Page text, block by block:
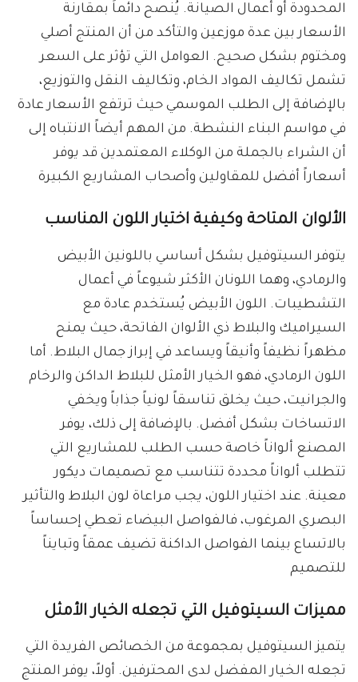
المحدودة أو أعمال الصيانة. يُنصح دائماً بمقارنة
الأسعار بين عدة موزعين والتأكد من أن المنتج أصلي
ومختوم بشكل صحيح. العوامل التي تؤثر على السعر
تشمل تكاليف المواد الخام، وتكاليف النقل والتوزيع،
بالإضافة إلى الطلب الموسمي حيث ترتفع الأسعار عادة
في مواسم البناء النشطة. من المهم أيضاً الانتباه إلى
أن الشراء بالجملة من الوكلاء المعتمدين قد يوفر
أسعاراً أفضل للمقاولين وأصحاب المشاريع الكبيرة
الألوان المتاحة وكيفية اختيار اللون المناسب
يتوفر السيتوفيل بشكل أساسي باللونين الأبيض
والرمادي، وهما اللونان الأكثر شيوعاً في أعمال
التشطيبات. اللون الأبيض يُستخدم عادة مع
السيراميك والبلاط ذي الألوان الفاتحة، حيث يمنح
مظهراً نظيفاً وأنيقاً ويساعد في إبراز جمال البلاط. أما
اللون الرمادي، فهو الخيار الأمثل للبلاط الداكن والرخام
والجرانيت، حيث يخلق تناسقاً لونياً جذاباً ويخفي
الاتساخات بشكل أفضل. بالإضافة إلى ذلك، يوفر
المصنع ألواناً خاصة حسب الطلب للمشاريع التي
تتطلب ألواناً محددة تتناسب مع تصميمات ديكور
معينة. عند اختيار اللون، يجب مراعاة لون البلاط والتأثير
البصري المرغوب، فالفواصل البيضاء تعطي إحساساً
بالاتساع بينما الفواصل الداكنة تضيف عمقاً وتبايناً
للتصميم
مميزات السيتوفيل التي تجعله الخيار الأمثل
يتميز السيتوفيل بمجموعة من الخصائص الفريدة التي
تجعله الخيار المفضل لدى المحترفين. أولاً، يوفر المنتج